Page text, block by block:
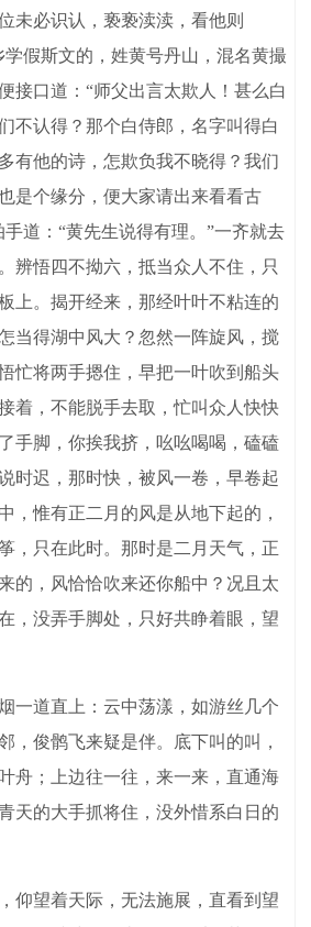
未必识认，亵亵渎渎，看他则
假斯文的，姓黄号丹山，混名黄撮
接口道：“师父出言太欺人！甚么白
不认得？那个白侍郎，名字叫得白
有他的诗，怎欺负我不晓得？我们
是个缘分，便大家请出来看看古
道：“黄先生说得有理。”一齐就去
辨悟四不拗六，抵当众人不住，只
上。揭开经来，那经叶叶不粘连的
当得湖中风大？忽然一阵旋风，搅
忙将两手摁住，早把一叶吹到船头
着，不能脱手去取，忙叫众人快快
手脚，你挨我挤，吆吆喝喝，磕磕
时迟，那时快，被风一卷，早卷起
，惟有正二月的风是从地下起的，
，只在此时。那时是二月天气，正
的，风恰恰吹来还你船中？况且太
，没弄手脚处，只好共睁着眼，望
道直上：云中荡漾，如游丝几个
，俊鹘飞来疑是伴。底下叫的叫，
舟；上边往一往，来一来，直通海
天的大手抓将住，没外惜系白日的
望着天际，无法施展，直看到望